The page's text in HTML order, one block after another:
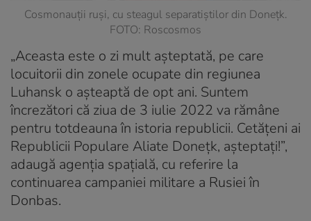
Cosmonauții ruși, cu steagul separatiștilor din Donețk.
FOTO: Roscosmos
„Aceasta este o zi mult așteptată, pe care
locuitorii din zonele ocupate din regiunea
Luhansk o așteaptă de opt ani. Suntem
încrezători că ziua de 3 iulie 2022 va rămâne
pentru totdeauna în istoria republicii. Cetățeni ai
Republicii Populare Aliate Donețk, așteptați!”,
adaugă agenția spațială, cu referire la
continuarea campaniei militare a Rusiei în
Donbas.